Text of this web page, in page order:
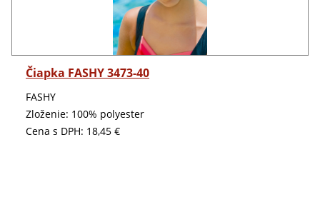
Detail
Čiapka FASHY 3473-40
FASHY
Zloženie: 100% polyester
Cena s DPH: 18,45 €